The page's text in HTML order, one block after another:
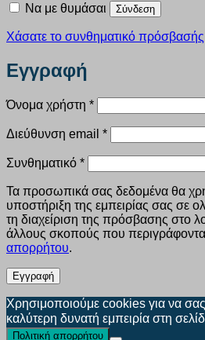
Να με θυμάσαι Σύνδεση
Χάσατε το συνθηματικό
Εγγραφή
Όνομα χρήστη *Απαιτείται
Διεύθυνση email *Απαιτείται
Συνθηματικό *Απαιτείται
Τα προσωπικά σας δεδομένα θα
υποστήριξη της εμπειρίας σας σε
τη διαχείριση της πρόσβασης στο
άλλους σκοπούς που
απορρήτου.
Εγγραφή
Χρησιμοποιούμε cookies για να
καλύτερη δυνατή εμπειρία στη
Πολιτική απορρήτου